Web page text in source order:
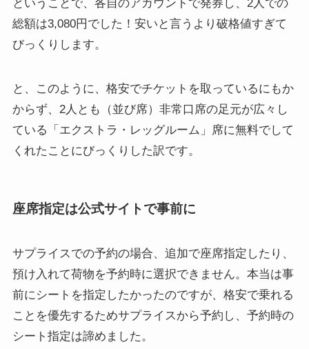
ということで、各自のアカウントで発券し、2人での
総額は3,080円でした！安いと言うより破格値すぎて
びっくりします。
と、このように、 格安でチケットを取っているにもか
からず、2人とも（並び席）非常口席の足元が広々し
ている「エクストラ・レッグルーム」席に無料でして
くれた ことにびっくりした訳です。
座席指定は公式サイトで事前に
サプライスでの予約の場合、追加で座席指定したり、
預け入れて荷物を予約時に選択できません。本当は事
前にシートを指定したかったのですが、格安で乗れる
ことを優先するためサプライスから予約し、予約時の
シート指定は諦めました。